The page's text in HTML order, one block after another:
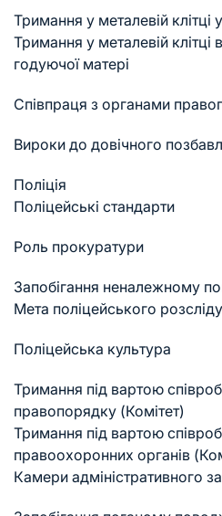
Тримання у металевій клітці
Тримання у металевій клітці
годуючої матері
Співпраця з органами
Вироки до довічного
Поліція
Поліцейські стандарти
Роль прокуратури
Запобігання неналежному
Мета поліцейського
Поліцейська культура
Тримання під вартою
правопорядку (Комітет)
Тримання під вартою
правоохоронних органів
Камери адміністративного